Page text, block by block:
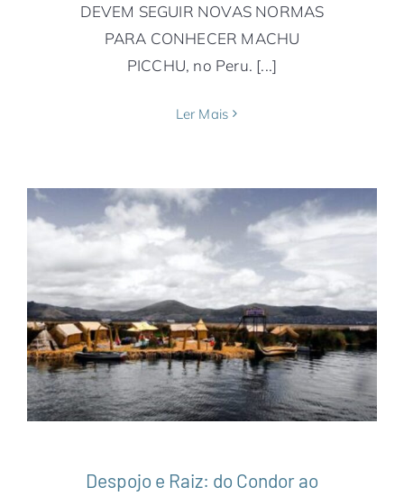
DEVEM SEGUIR NOVAS NORMAS
PARA CONHECER MACHU
PICCHU, no Peru. [...]
Ler Mais
Despojo e Raiz: do Condor ao Maiz
América do Sul Machu Picchu Notícias Peru
Despojo e Raiz: do Condor ao